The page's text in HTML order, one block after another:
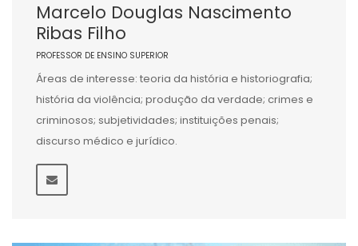
Marcelo Douglas Nascimento
Ribas Filho
PROFESSOR DE ENSINO SUPERIOR
Áreas de interesse: teoria da história e historiografia;
história da violência; produção da verdade; crimes e
criminosos; subjetividades; instituições penais;
discurso médico e jurídico.